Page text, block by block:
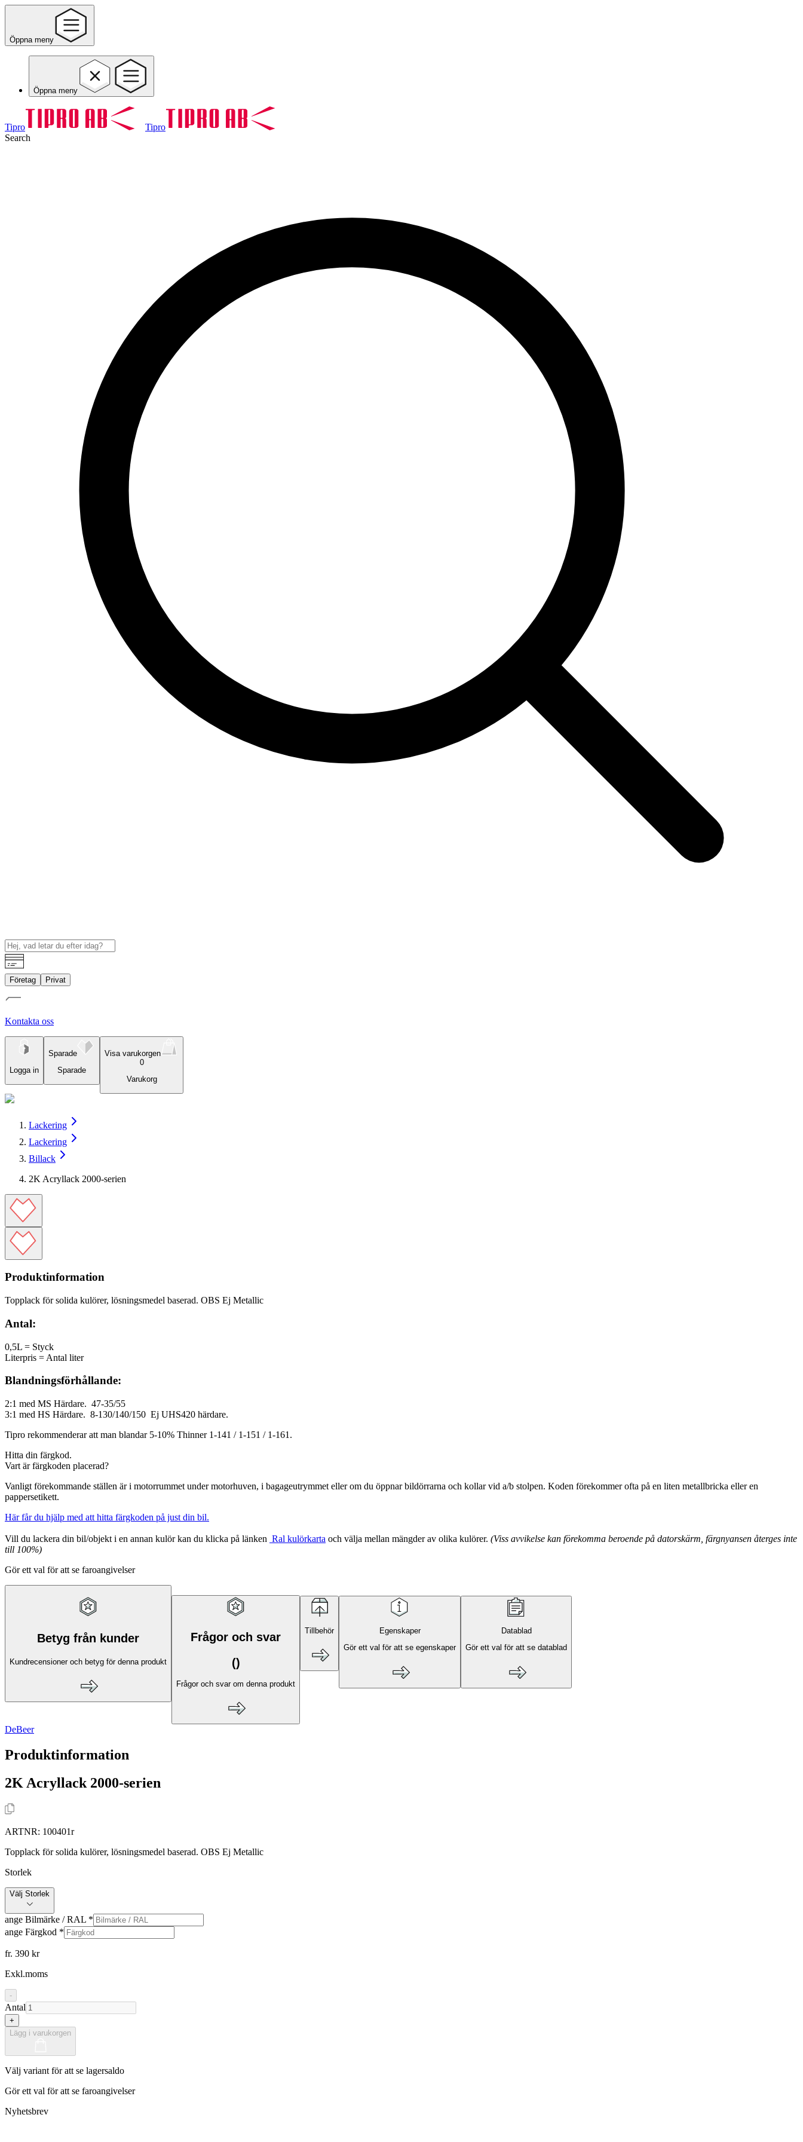
Öppna meny
Öppna meny
Tipro
Tipro
Search
Företag Privat
Kontakta oss
Logga in
Sparade
Sparade
Visa varukorgen
0
Varukorg
Lackering
Lackering
Billack
2K Acryllack 2000-serien
Produktinformation
Topplack för solida kulörer, lösningsmedel baserad. OBS Ej Metallic
Antal:
0,5L = Styck
Literpris = Antal liter
Blandningsförhållande:
2:1 med MS Härdare. 47-35/55
3:1 med HS Härdare. 8-130/140/150 Ej UHS420 härdare.
Tipro rekommenderar att man blandar 5-10% Thinner 1-141 / 1-151 / 1-161.
Hitta din färgkod.
Vart är färgkoden placerad?
Vanligt förekommande ställen är i motorrummet under motorhuven, i bagageutrymmet eller om du öppnar bildörrarna och kollar vid a/b stolpen. Koden förekommer ofta på en liten metallbricka eller en
pappersetikett.
Här får du hjälp med att hitta färgkoden på just din bil.
Vill du lackera din bil/objekt i en annan kulör kan du klicka på länken Ral kulörkarta och välja mellan mängder av olika kulörer. (Viss avvikelse kan förekomma beroende på datorskärm, färgnyansen återges inte
till 100%)
Gör ett val för att se faroangivelser
Betyg från kunder
Kundrecensioner och betyg för denna produkt
Frågor och svar
()
Frågor och svar om denna produkt
Tillbehör
Egenskaper
Gör ett val för att se egenskaper
Datablad
Gör ett val för att se datablad
DeBeer
Produktinformation
2K Acryllack 2000-serien
ARTNR: 100401r
Topplack för solida kulörer, lösningsmedel baserad. OBS Ej Metallic
Storlek
Välj Storlek
ange Bilmärke / RAL *
ange Färgkod *
fr. 390 kr
Exkl.moms
-
Antal
+
Lägg i varukorgen
Välj variant för att se lagersaldo
Gör ett val för att se faroangivelser
Nyhetsbrev